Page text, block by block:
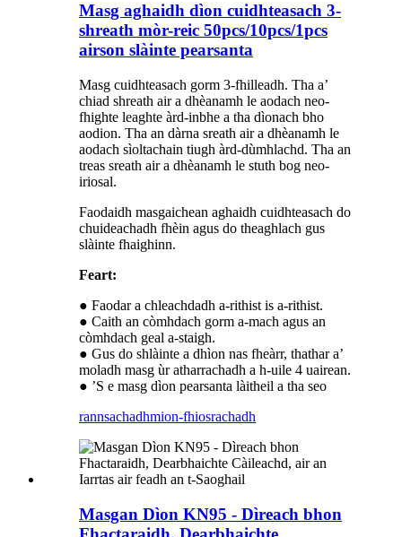
Masg aghaidh dìon cuidhteasach 3-
shreath mòr-reic 50pcs/10pcs/1pcs
airson slàinte pearsanta
Masg cuidhteasach gorm 3-fhilleadh. Tha a’
chiad shreath air a dhèanamh le aodach neo-
fhighte leaghte àrd-inbhe a tha dìonach bho
aodion. Tha an dàrna sreath air a dhèanamh le
aodach sìoltachain tiugh àrd-dùmhlachd. Tha an
treas sreath air a dhèanamh le stuth bog neo-
iriosal.
Faodaidh masgaichean aghaidh cuidhteasach do
chuideachadh fhèin agus do theaghlach gus
slàinte fhaighinn.
Feart:
● Faodar a chleachdadh a-rithist is a-rithist.
● Caith an còmhdach gorm a-mach agus an
còmhdach geal a-staigh.
● Gus do shlàinte a dhìon nas fheàrr, thathar a’
moladh masg ùr atharrachadh a h-uile 4 uairean.
● ’S e masg dìon pearsanta làitheil a tha seo
rannsachadhmion-fhiosrachadh
Masgan Dìon KN95 - Dìreach bhon